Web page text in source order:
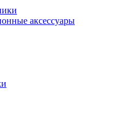
аксессуары